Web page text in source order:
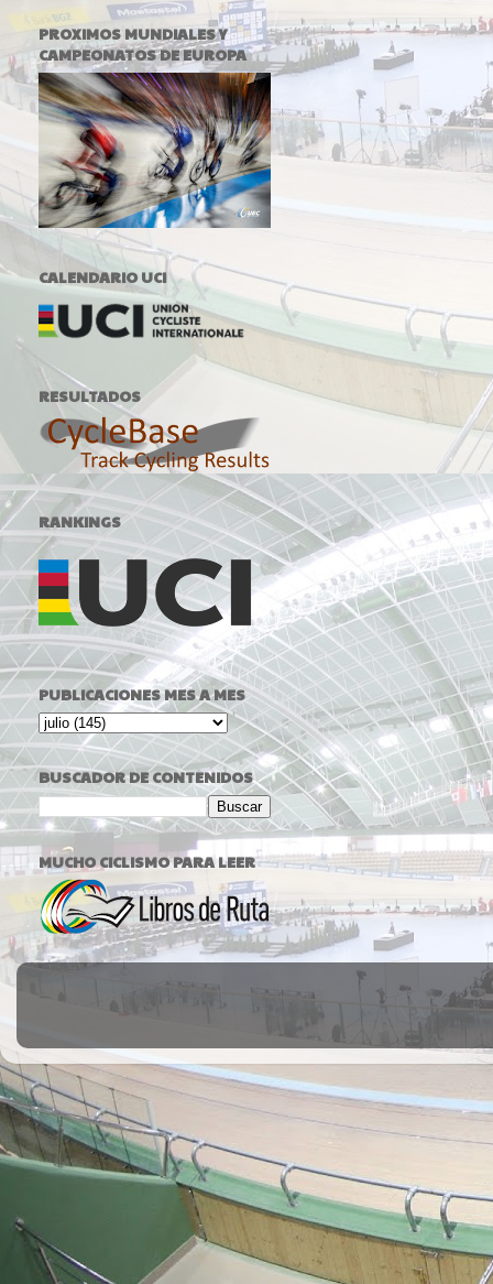
PROXIMOS MUNDIALES Y
CAMPEONATOS DE EUROPA
CALENDARIO UCI
RESULTADOS
RANKINGS
PUBLICACIONES MES A MES
BUSCADOR DE CONTENIDOS
MUCHO CICLISMO PARA LEER